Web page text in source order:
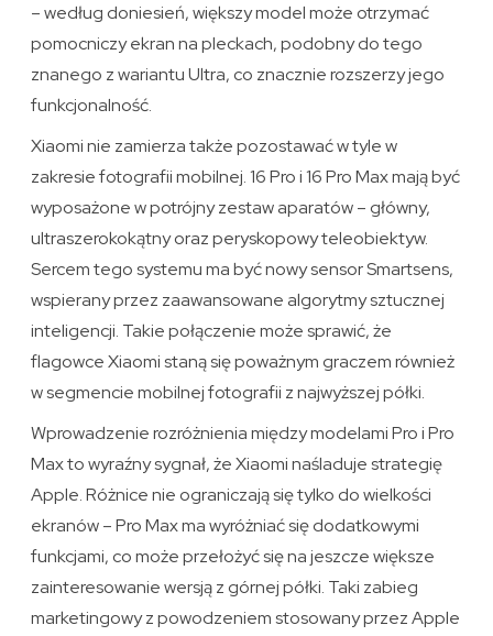
– według doniesień, większy model może otrzymać
pomocniczy ekran na pleckach, podobny do tego
znanego z wariantu Ultra, co znacznie rozszerzy jego
funkcjonalność.
Xiaomi nie zamierza także pozostawać w tyle w
zakresie fotografii mobilnej. 16 Pro i 16 Pro Max mają być
wyposażone w potrójny zestaw aparatów – główny,
ultraszerokokątny oraz peryskopowy teleobiektyw.
Sercem tego systemu ma być nowy sensor Smartsens,
wspierany przez zaawansowane algorytmy sztucznej
inteligencji. Takie połączenie może sprawić, że
flagowce Xiaomi staną się poważnym graczem również
w segmencie mobilnej fotografii z najwyższej półki.
Wprowadzenie rozróżnienia między modelami Pro i Pro
Max to wyraźny sygnał, że Xiaomi naśladuje strategię
Apple. Różnice nie ograniczają się tylko do wielkości
ekranów – Pro Max ma wyróżniać się dodatkowymi
funkcjami, co może przełożyć się na jeszcze większe
zainteresowanie wersją z górnej półki. Taki zabieg
marketingowy z powodzeniem stosowany przez Apple